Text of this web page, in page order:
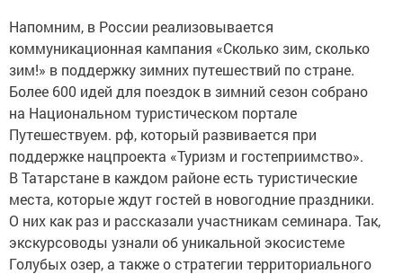
Напомним, в России реализовывается
коммуникационная кампания «Сколько зим, сколько
зим!» в поддержку зимних путешествий по стране.
Более 600 идей для поездок в зимний сезон собрано
на Национальном туристическом портале
Путешествуем. рф, который развивается при
поддержке нацпроекта «Туризм и гостеприимство».
В Татарстане в каждом районе есть туристические
места, которые ждут гостей в новогодние праздники.
О них как раз и рассказали участникам семинара. Так,
экскурсоводы узнали об уникальной экосистеме
Голубых озер, а также о стратегии территориального